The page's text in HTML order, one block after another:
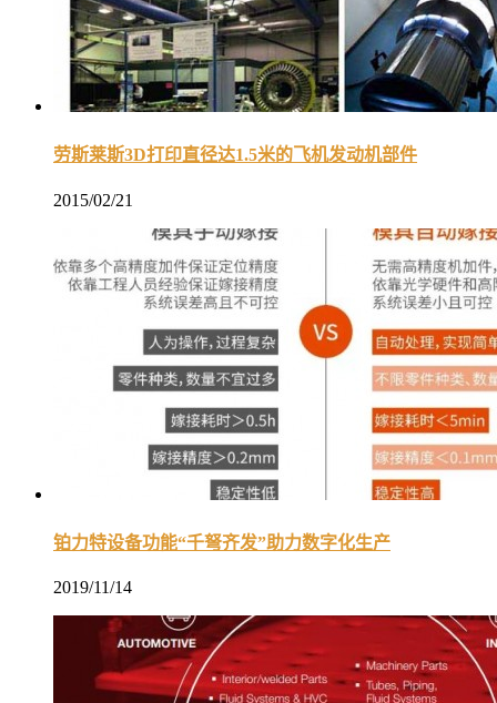
劳斯莱斯3D打印直径达1.5米的飞机发动机部件
2015/02/21
铂力特设备功能“千弩齐发”助力数字化生产
2019/11/14